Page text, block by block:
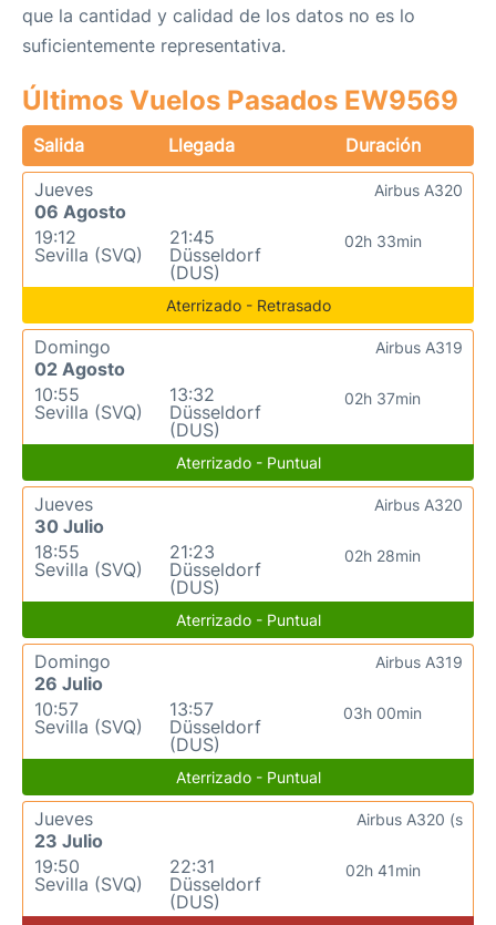
que la cantidad y calidad de los datos no es lo
suficientemente representativa.
Últimos Vuelos Pasados EW9569
Salida Llegada
Duración
Jueves
06 Agosto
19:12
Sevilla (SVQ)
21:45
Düsseldorf
(DUS)
02h 33min
Airbus A320
Aterrizado - Retrasado
Domingo
02 Agosto
10:55
Sevilla (SVQ)
13:32
Düsseldorf
(DUS)
02h 37min
Airbus A319
Aterrizado - Puntual
Jueves
30 Julio
18:55
Sevilla (SVQ)
21:23
Düsseldorf
(DUS)
02h 28min
Airbus A320
Aterrizado - Puntual
Domingo
26 Julio
10:57
Sevilla (SVQ)
13:57
Düsseldorf
(DUS)
03h 00min
Airbus A319
Aterrizado - Puntual
Jueves
23 Julio
19:50
Sevilla (SVQ)
22:31
Düsseldorf
(DUS)
02h 41min
Airbus A320 (s